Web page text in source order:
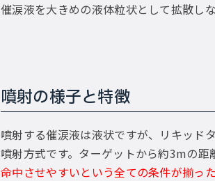
催涙液を大きめの液体粒状として拡散し
噴射の様子と特徴
噴射する催涙液は液状ですが、リキッド
噴射方式です。ターゲットから約3mの
命中させやすいという全ての条件が揃っ